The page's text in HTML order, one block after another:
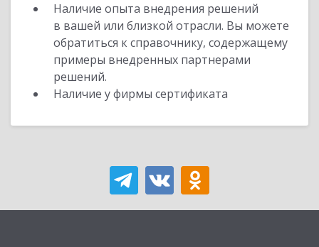
Наличие опыта внедрения решений
в вашей или близкой отрасли. Вы можете
обратиться к справочнику, содержащему
примеры внедренных партнерами
решений.
Наличие у фирмы сертификата